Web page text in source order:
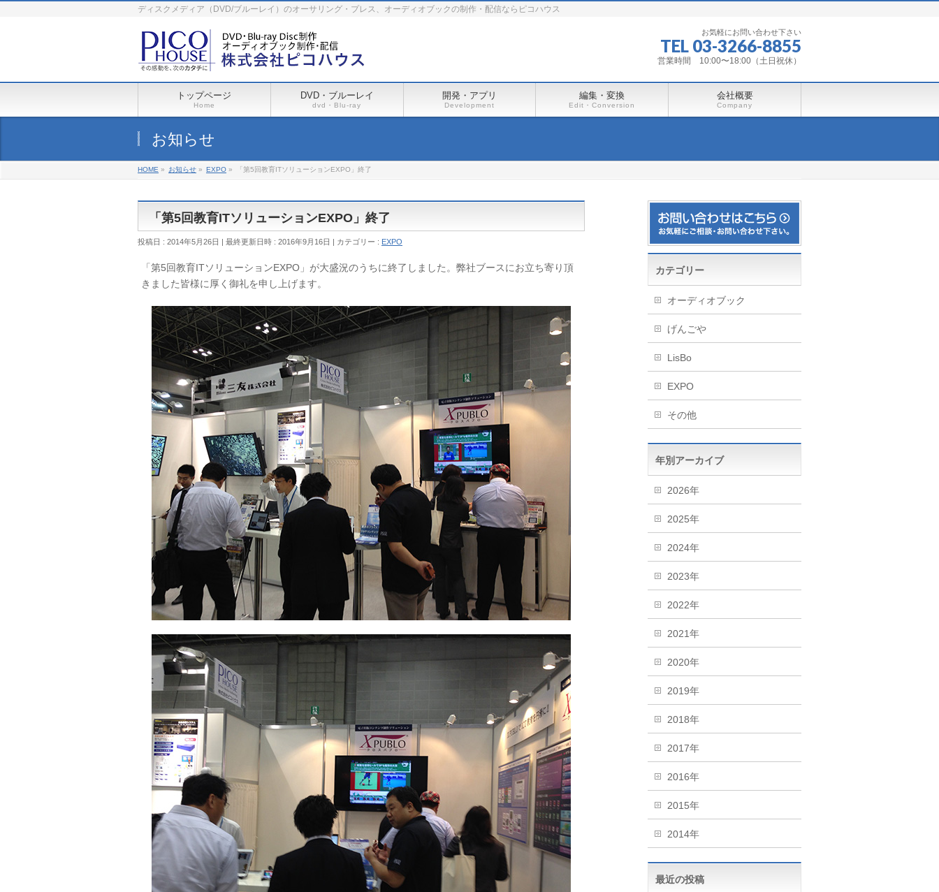
ディスクメディア（DVD/ブルーレイ）のオーサリング・プレス、オーディオブックの制作・配信ならピコハウス
お気軽にお問い合わせ下さい
TEL 03-3266-8855
営業時間 10:00〜18:00（土日祝休）
トップページ
Home
DVD・ブルーレイ
dvd・Blu-ray
開発・アプリ
Development
編集・変換
Edit・Conversion
会社概要
Company
お知らせ
HOME » お知らせ » EXPO » 「第5回教育ITソリューションEXPO」終了
「第5回教育ITソリューションEXPO」終了
投稿日 : 2014年5月26日 最終更新日時 : 2016年9月16日 カテゴリー : EXPO
「第5回教育ITソリューションEXPO」が大盛況のうちに終了しました。弊社ブースにお立ち寄り頂
きました皆様に厚く御礼を申し上げます。
カテゴリー
オーディオブック
げんごや
LisBo
EXPO
その他
年別アーカイブ
2026年
2025年
2024年
2023年
2022年
2021年
2020年
2019年
2018年
2017年
2016年
2015年
2014年
最近の投稿